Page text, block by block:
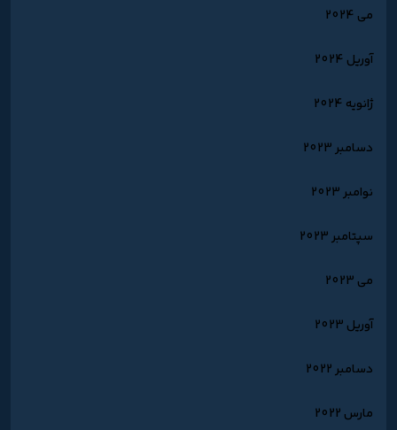
می 2024
آوریل 2024
ژانویه 2024
دسامبر 2023
نوامبر 2023
سپتامبر 2023
می 2023
آوریل 2023
دسامبر 2022
مارس 2022